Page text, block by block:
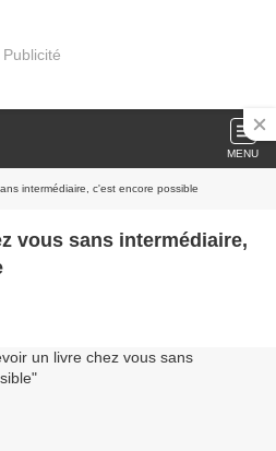
Publicité
MENU
intermédiaire, c'est encore possible
vous sans intermédiaire,